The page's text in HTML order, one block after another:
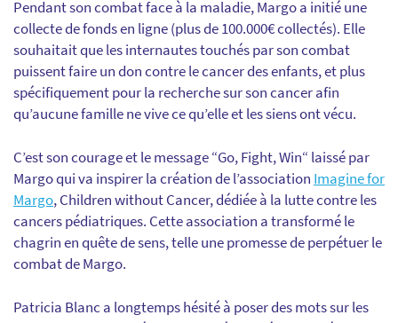
Pendant son combat face à la maladie, Margo a initié une
collecte de fonds en ligne (plus de 100.000€ collectés). Elle
souhaitait que les internautes touchés par son combat
puissent faire un don contre le cancer des enfants, et plus
spécifiquement pour la recherche sur son cancer afin
qu’aucune famille ne vive ce qu’elle et les siens ont vécu.
C’est son courage et le message “Go, Fight, Win“ laissé par
Margo qui va inspirer la création de l’association Imagine for
Margo, Children without Cancer,dédiée à la lutte contre les
cancers pédiatriques. Cette association a transformé le
chagrin en quête de sens, telle une promesse de perpétuer le
combat de Margo.
Patricia Blanc a longtemps hésité à poser des mots sur les